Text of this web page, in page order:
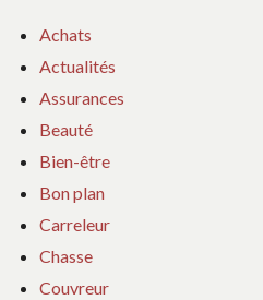
Achats
Actualités
Assurances
Beauté
Bien-être
Bon plan
Carreleur
Chasse
Couvreur